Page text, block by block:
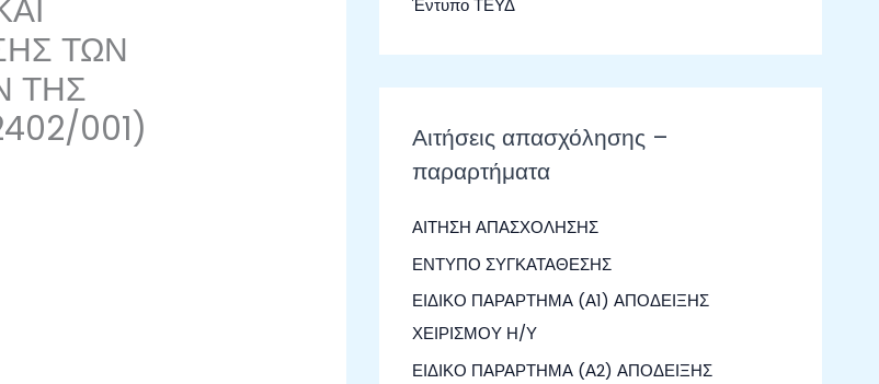
ΤΩΝ
ΤΗΣ
001)
η
ι
α
Έντυπο ΤΕΥΔ
Αιτήσεις απασχόλησης –
παραρτήματα
ΑΙΤΗΣΗ ΑΠΑΣΧΟΛΗΣΗΣ
ΕΝΤΥΠΟ ΣΥΓΚΑΤΑΘΕΣΗΣ
ΕΙΔΙΚΟ ΠΑΡΑΡΤΗΜΑ (Α1) ΑΠΟΔΕΙΞΗΣ
ΧΕΙΡΙΣΜΟΥ Η/Υ
ΕΙΔΙΚΟ ΠΑΡΑΡΤΗΜΑ (Α2) ΑΠΟΔΕΙΞΗΣ